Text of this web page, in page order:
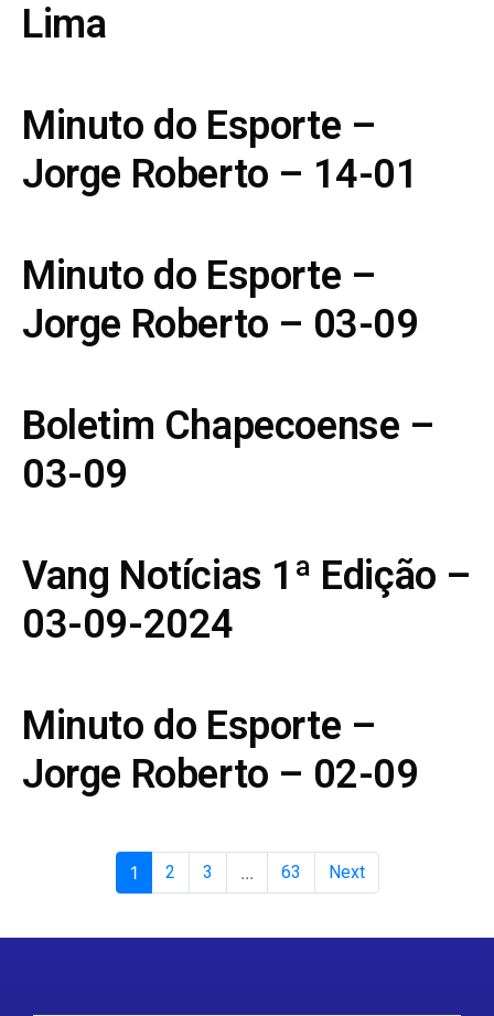
Lima
Minuto do Esporte –
Jorge Roberto – 14-01
Minuto do Esporte –
Jorge Roberto – 03-09
Boletim Chapecoense –
03-09
Vang Notícias 1ª Edição –
03-09-2024
Minuto do Esporte –
Jorge Roberto – 02-09
1 2 3 ... 63 Next